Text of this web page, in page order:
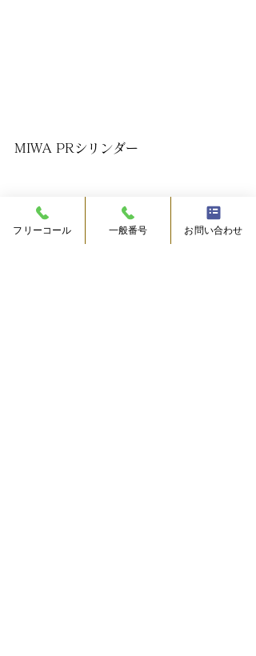
MIWA PRシリンダー
フリーコール 一般番号 お問い合わせ